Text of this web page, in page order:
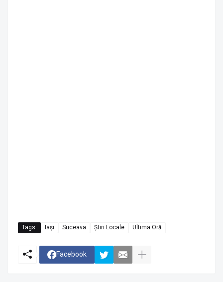
Tags: Iași Suceava Știri Locale Ultima Oră
Facebook